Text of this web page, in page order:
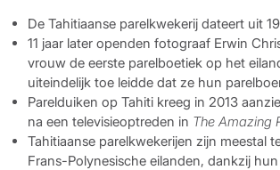
De Tahitiaanse parelkwekerij dateert uit
11 jaar later openden fotograaf Erwin
vrouw de eerste parelboetiek op het
uiteindelijk toe leidde dat ze hun
Parelduiken op Tahiti kreeg in 2013
na een televisieoptreden in The Amazing
Tahitiaanse parelkwekerijen zijn meestal
Frans-Polynesische eilanden, dankzij